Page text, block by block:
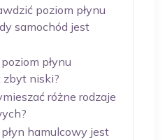
poziom płynu
samochód jest
płynu
zbyt niski?
różne rodzaje
hamulcowy jest